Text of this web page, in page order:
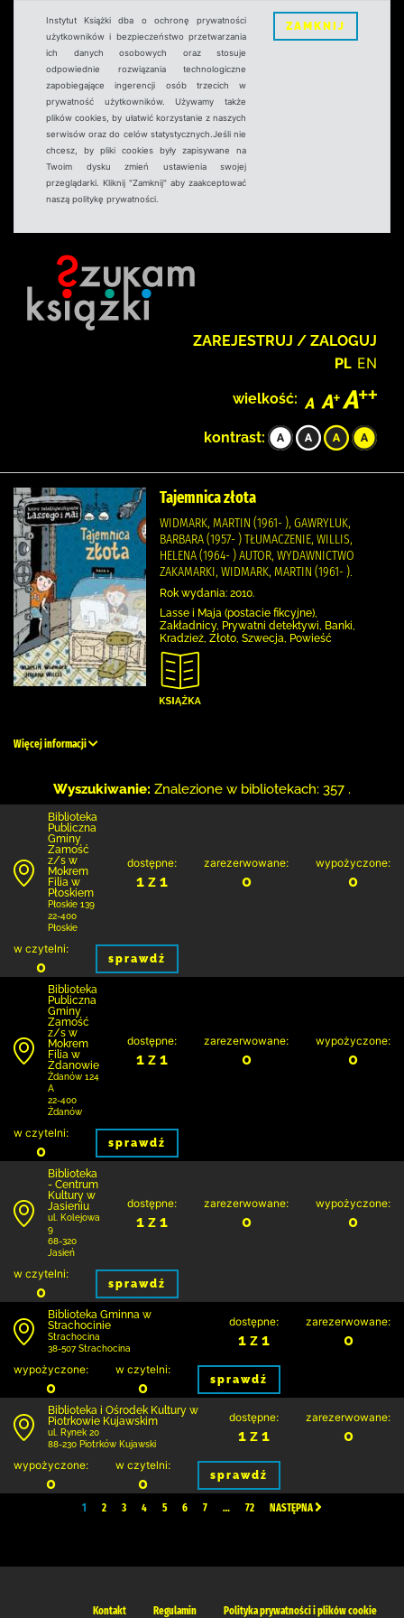
Instytut Książki dba o ochronę prywatności
użytkowników i bezpieczeństwo przetwarzania
ich danych osobowych oraz stosuje
odpowiednie rozwiązania technologiczne
zapobiegające ingerencji osób trzecich w
prywatność użytkowników. Używamy także
plików cookies, by ułatwić korzystanie z naszych
serwisów oraz do celów statystycznych.Jeśli nie
chcesz, by pliki cookies były zapisywane na
Twoim dysku zmień ustawienia swojej
przeglądarki. Kliknij "Zamknij" aby zaakceptować
naszą politykę prywatności.
ZAMKNIJ
ZAREJESTRUJ / ZALOGUJ
PL EN
wielkość:
kontrast:
Tajemnica złota
WIDMARK, MARTIN (1961- ), GAWRYLUK,
BARBARA (1957- ) TŁUMACZENIE, WILLIS,
HELENA (1964- ) AUTOR, WYDAWNICTWO
ZAKAMARKI, WIDMARK, MARTIN (1961- ).
Rok wydania: 2010.
Lasse i Maja (postacie fikcyjne),
Zakładnicy, Prywatni detektywi, Banki,
Kradzież, Złoto, Szwecja, Powieść
Więcej informacji
Wyszukiwanie: Znalezione w bibliotekach: 357 .
Biblio­teka
Publiczna
Gminy
Zamość
z/s w
Mokrem
Filia w
Płoskiem
Płoskie 139
22-400
Płoskie
dostępne:
1 z 1
zarezerwowane:
0
wypożyczone:
0
w czytelni:
0 sprawdź
Biblio­teka
Publiczna
Gminy
Zamość
z/s w
Mokrem
Filia w
Żdanowie
Żdanów 124
A
22-400
Żdanów
dostępne:
1 z 1
zarezerwowane:
0
wypożyczone:
0
w czytelni:
0 sprawdź
Biblioteka
- Centrum
Kultury w
Jasieniu
ul. Kolejowa
9
68-320
Jasień
dostępne:
1 z 1
zarezerwowane:
0
wypożyczone:
0
w czytelni:
0 sprawdź
Biblioteka Gminna w
Strachocinie
Strachocina
38-507 Strachocina
dostępne:
1 z 1
zarezerwowane:
0
wypożyczone:
0
w czytelni:
0 sprawdź
Biblioteka i Ośrodek Kultury w
Piotrkowie Kujawskim
ul. Rynek 20
88-230 Piotrków Kujawski
dostępne:
1 z 1
zarezerwowane:
0
wypożyczone:
0
w czytelni:
0 sprawdź
1 2 3 4 5 6 7 … 72 NASTĘPNA
Kontakt Regulamin Polityka prywatności i plików cookie